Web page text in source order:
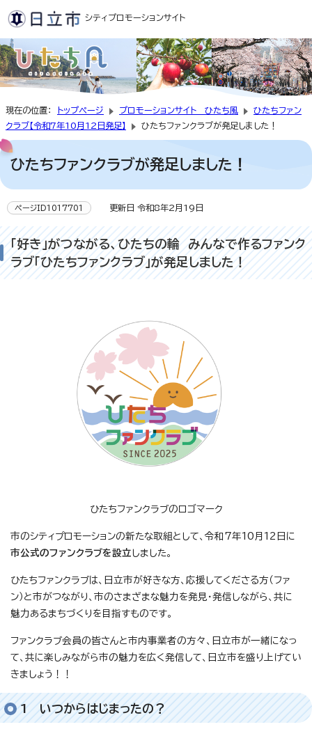
シティプロモーションサイト
現在の位置： トップページ プロモーションサイト ひたち風
ひたちファン
クラブ【令和7年10月12日発足】
ひたちファンクラブが発足しました！
ひたちファンクラブが発足しました！
ページID1017701 更新日 令和8年2月19日
「好き」がつながる、ひたちの輪 みんなで作るファンク
ラブ「ひたちファンクラブ」が発足しました！
ひたちファンクラブのロゴマーク
市のシティプロモーションの新たな取組として、令和7年10月12日に
市公式のファンクラブを設立 しました。
ひたちファンクラブは、日立市が好きな方、応援してくださる方（ファ
ン）と市がつながり、市のさまざまな魅力を発見・発信しながら、共に
魅力あるまちづくりを目指すものです。
ファンクラブ会員の皆さんと市内事業者の方々、日立市が一緒になっ
て、共に楽しみながら市の魅力を広く発信して、日立市を盛り上げてい
きましょう！！
1 いつからはじまったの？